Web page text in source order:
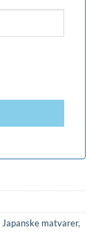
Japanske matvarer,